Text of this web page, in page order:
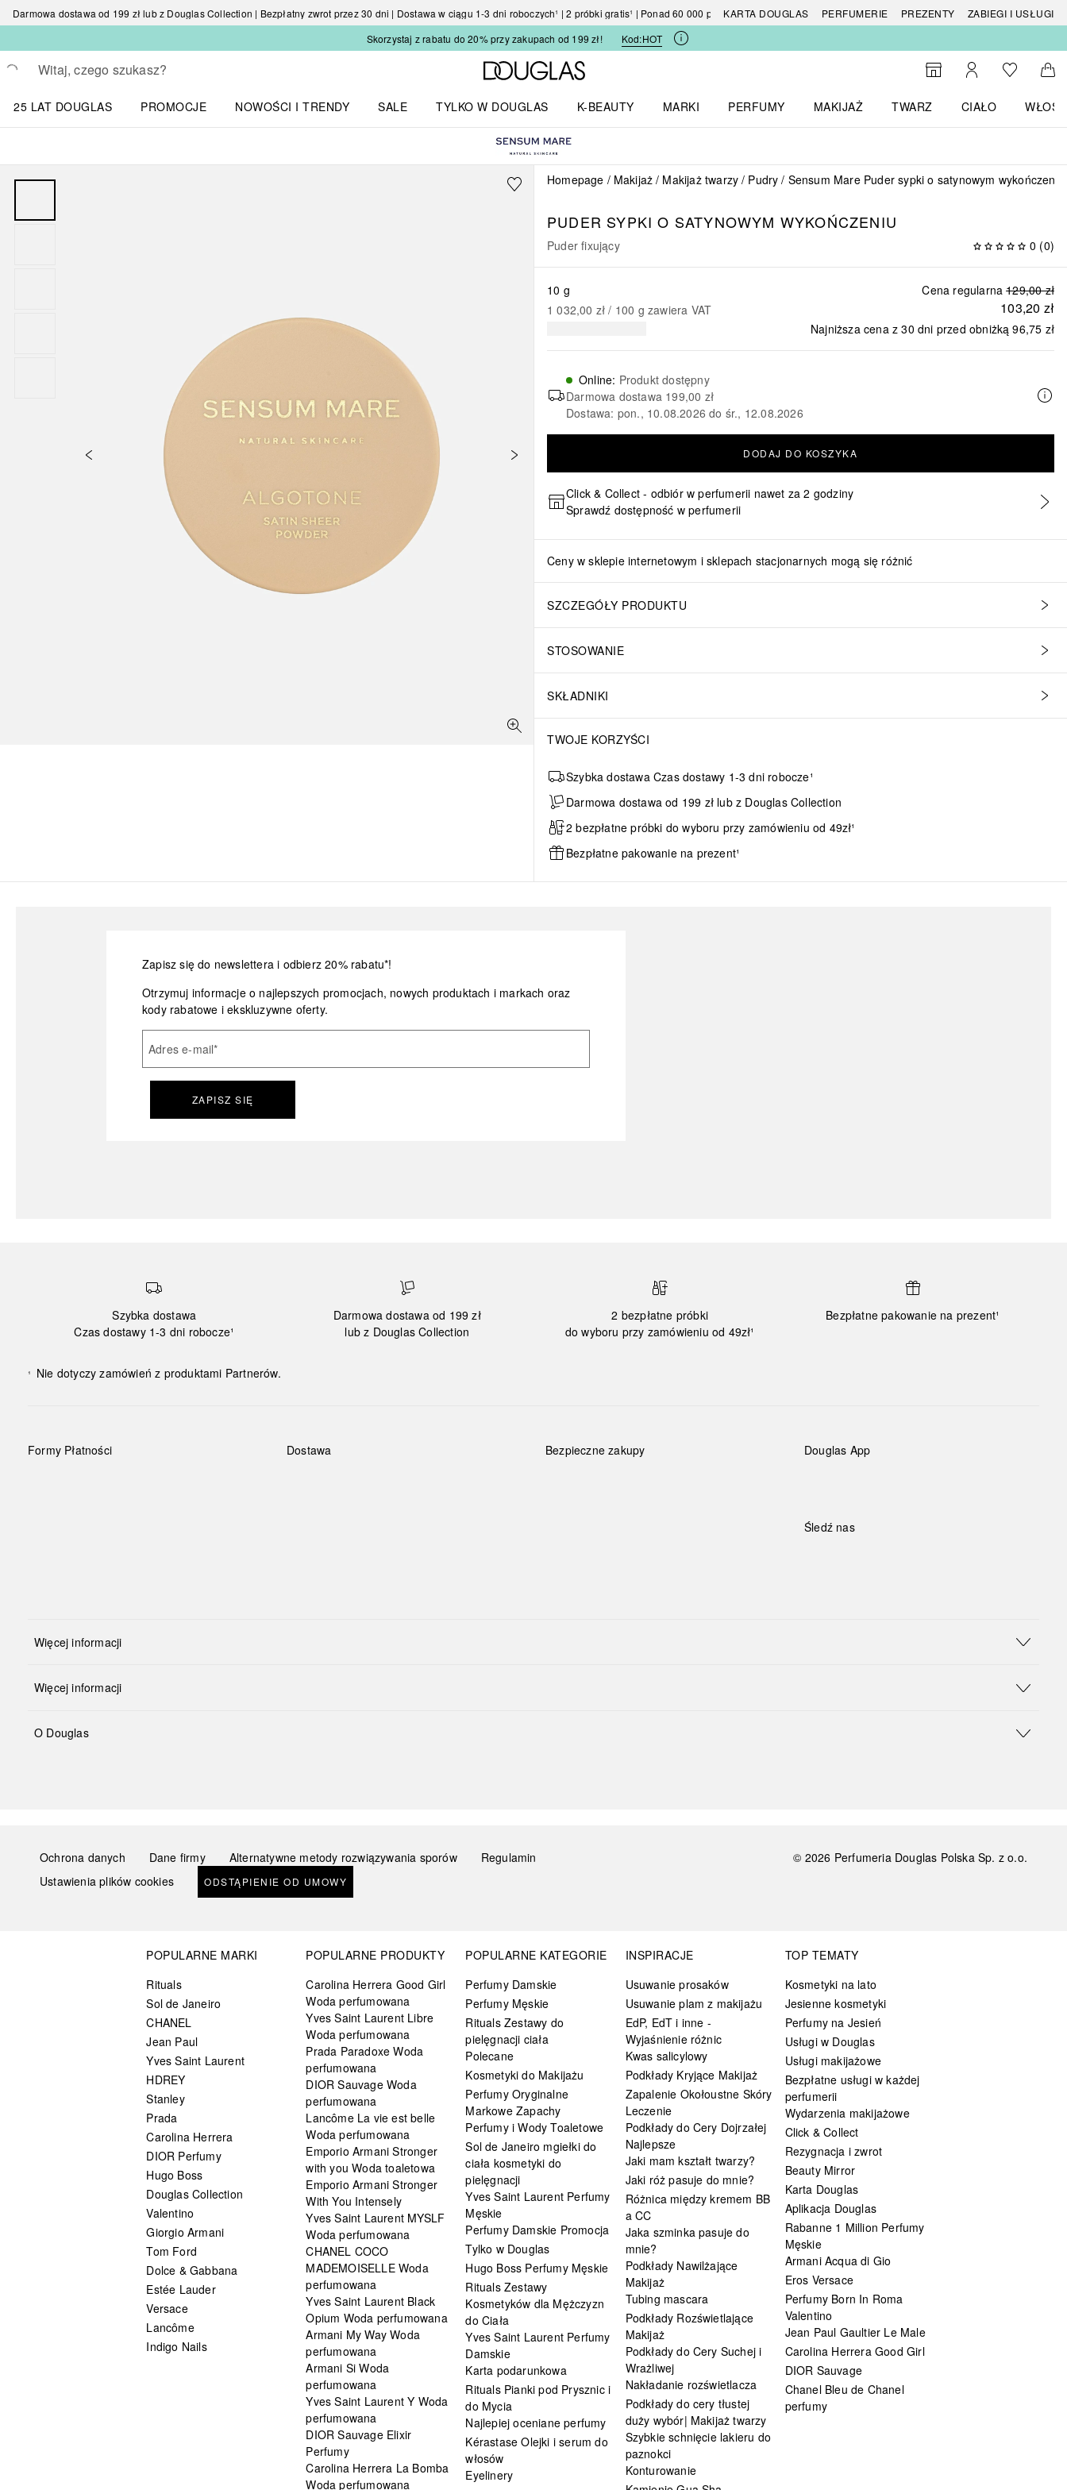
Darmowa dostawa od 199 zł lub z Douglas Collection | Bezpłatny zwrot przez 30 dni | Dostawa w ciągu 1-3 dni roboczych¹ | 2 próbki gratis¹ | Ponad 60 000 produktówKARTA DOUGLAS PERFUMERIE PREZENTY
ZABIEGI I USŁUGI
Skorzystaj z rabatu do 20% przy zakupach od 199 zł!
Kod:HOT
Wracać
Wykonaj wyszukiwanie
Strona główna Douglas
Do wyszukiwarki
Moje kontoDo listyDo
25 LAT DOUGLAS
PROMOCJE
NOWOŚCI I TRENDY
SALE
TYLKO W DOUGLAS
K-BEAUTY
MARKI
PERFUMY
MAKIJAŻ
TWARZ
CIAŁO
WŁOSY
Homepage Makijaż Makijaż twarzy Pudry Sensum Mare Puder sypki o satynowym wykończeniu
PUDER SYPKI O SATYNOWYM WYKOŃCZENIU
Puder fixujący 0 (0)
Cena regularna 129,00 zł
103,20 zł
Najniższa cena z 30 dni przed obniżką 96,75 zł
10 g
1 032,00 zł / 100 g zawiera VAT
Online: Produkt dostępny
Darmowa dostawa 199,00 zł
Dostawa: pon., 10.08.2026 do śr., 12.08.2026
DODAJ DO KOSZYKA
Click & Collect - odbiór w perfumerii nawet za 2 godziny
Sprawdź dostępność w perfumerii
Ceny w sklepie internetowym i sklepach stacjonarnych mogą się różnić
SZCZEGÓŁY PRODUKTU
STOSOWANIE
SKŁADNIKI
TWOJE KORZYŚCI
Szybka dostawa Czas dostawy 1-3 dni robocze¹
Darmowa dostawa od 199 zł lub z Douglas Collection
2 bezpłatne próbki do wyboru przy zamówieniu od 49zł¹
Bezpłatne pakowanie na prezent¹
Zapisz się do newslettera i odbierz 20% rabatu*!
Otrzymuj informacje o najlepszych promocjach, nowych produktach i markach oraz
kody rabatowe i ekskluzywne oferty.
Adres e-mail*
ZAPISZ SIĘ
Szybka dostawa
Czas dostawy 1-3 dni robocze¹
Darmowa dostawa od 199 zł
lub z Douglas Collection
2 bezpłatne próbki
do wyboru przy zamówieniu od 49zł¹
Bezpłatne pakowanie na prezent¹
¹ Nie dotyczy zamówień z produktami Partnerów.
Formy Płatności Dostawa Bezpieczne zakupy Douglas App
Śledź nas
Więcej informacji
Więcej informacji
O Douglas
Ochrona danych Dane firmy Alternatywne metody rozwiązywania sporów
Regulamin
Ustawienia plików cookies
ODSTĄPIENIE OD UMOWY
© 2026 Perfumeria Douglas Polska Sp. z o.o.
POPULARNE MARKI
Rituals
Sol de Janeiro
CHANEL
Jean Paul
Yves Saint Laurent
HDREY
Stanley
Prada
Carolina Herrera
DIOR Perfumy
Hugo Boss
Douglas Collection
Valentino
Giorgio Armani
Tom Ford
Dolce & Gabbana
Estée Lauder
Versace
Lancôme
Indigo Nails
POPULARNE PRODUKTY
Carolina Herrera Good Girl
Woda perfumowana
Yves Saint Laurent Libre
Woda perfumowana
Prada Paradoxe Woda
perfumowana
DIOR Sauvage Woda
perfumowana
Lancôme La vie est belle
Woda perfumowana
Emporio Armani Stronger
with you Woda toaletowa
Emporio Armani Stronger
With You Intensely
Yves Saint Laurent MYSLF
Woda perfumowana
CHANEL COCO
MADEMOISELLE Woda
perfumowana
Yves Saint Laurent Black
Opium Woda perfumowana
Armani My Way Woda
perfumowana
Armani Si Woda
perfumowana
Yves Saint Laurent Y Woda
perfumowana
DIOR Sauvage Elixir
Perfumy
Carolina Herrera La Bomba
Woda perfumowana
POPULARNE KATEGORIE
Perfumy Damskie
Perfumy Męskie
Rituals Zestawy do
pielęgnacji ciała
Polecane
Kosmetyki do Makijażu
Perfumy Oryginalne
Markowe Zapachy
Perfumy i Wody Toaletowe
Sol de Janeiro mgiełki do
ciała kosmetyki do
pielęgnacji
Yves Saint Laurent Perfumy
Męskie
Perfumy Damskie Promocja
Tylko w Douglas
Hugo Boss Perfumy Męskie
Rituals Zestawy
Kosmetyków dla Mężczyzn
do Ciała
Yves Saint Laurent Perfumy
Damskie
Karta podarunkowa
Rituals Pianki pod Prysznic i
do Mycia
Najlepiej oceniane perfumy
Kérastase Olejki i serum do
włosów
Eyelinery
INSPIRACJE
Usuwanie prosaków
Usuwanie plam z makijażu
EdP, EdT i inne -
Wyjaśnienie różnic
Kwas salicylowy
Podkłady Kryjące Makijaż
Zapalenie Okołoustne Skóry
Leczenie
Podkłady do Cery Dojrzałej
Najlepsze
Jaki mam kształt twarzy?
Jaki róż pasuje do mnie?
Różnica między kremem BB
a CC
Jaka szminka pasuje do
mnie?
Podkłady Nawilżające
Makijaż
Tubing mascara
Podkłady Rozświetlające
Makijaż
Podkłady do Cery Suchej i
Wrażliwej
Nakładanie rozświetlacza
Podkłady do cery tłustej
duży wybór| Makijaż twarzy
Szybkie schnięcie lakieru do
paznokci
Konturowanie
TOP TEMATY
Kosmetyki na lato
Jesienne kosmetyki
Perfumy na Jesień
Usługi w Douglas
Usługi makijażowe
Bezpłatne usługi w każdej
perfumerii
Wydarzenia makijażowe
Click & Collect
Rezygnacja i zwrot
Beauty Mirror
Karta Douglas
Aplikacja Douglas
Rabanne 1 Million Perfumy
Męskie
Armani Acqua di Gio
Eros Versace
Perfumy Born In Roma
Valentino
Jean Paul Gaultier Le Male
Carolina Herrera Good Girl
DIOR Sauvage
Chanel Bleu de Chanel
perfumy